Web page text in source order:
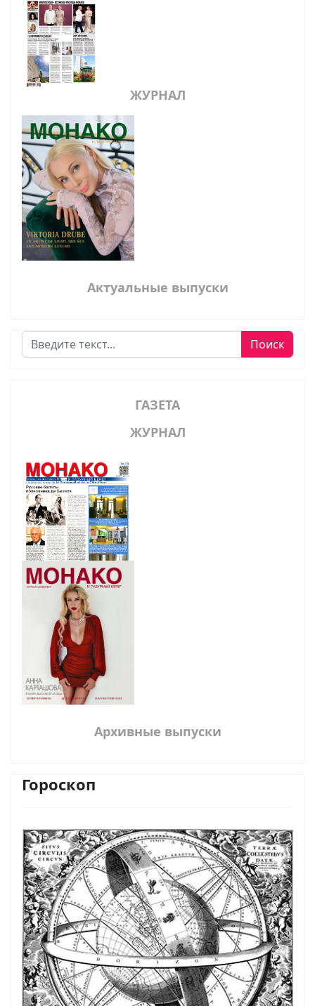
ЖУРНАЛ
Актуальные выпуски
Поиск Поиск
ГАЗЕТА
ЖУРНАЛ
Архивные выпуски
Гороскоп